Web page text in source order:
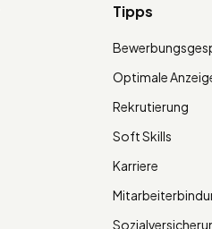
Tipps
Optimale
Rekrutierung
Soft Skills
Karriere